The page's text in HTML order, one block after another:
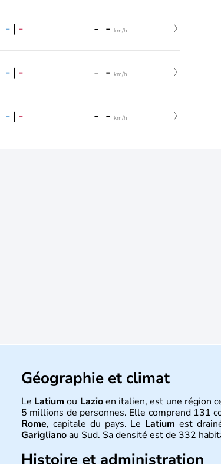
- | - - - km/h
- | - - - km/h
- | - - - km/h
Géographie et climat
Le Latium ou Lazioen italien, est une région
5 millions de personnes. Elle comprend 131
Rome, capitale du pays. Le Latium est
Gariglianoau Sud. Sa densité est de 332
Histoire et administration